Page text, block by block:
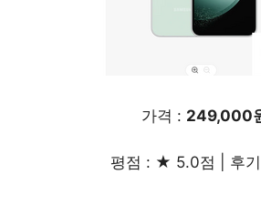
가격 : 249,000
평점 : ★ 5.0점 | 후